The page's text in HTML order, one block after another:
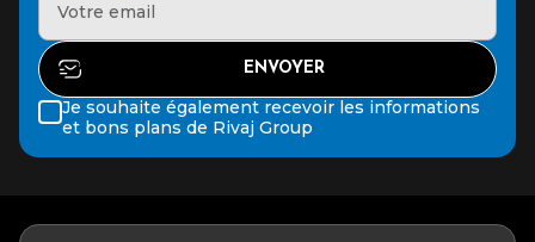
Je souhaite également recevoir les informations
et bons plans de Rivaj Group